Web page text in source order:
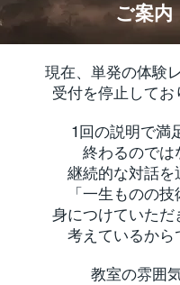
ご案内
現在、単発の体験
受付を停止してお
1回の説明で満
終わるのでは
継続的な対話を
「一生ものの
身につけていただ
考えているから
教室の雰囲